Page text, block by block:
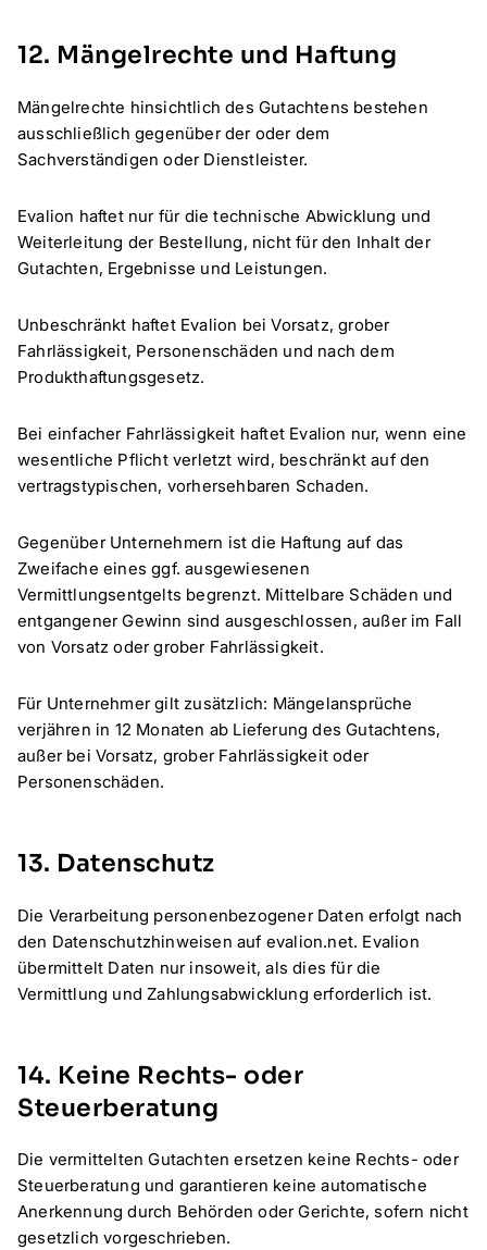
12. Mängelrechte und Haftung
Mängelrechte hinsichtlich des Gutachtens bestehen
ausschließlich gegenüber der oder dem
Sachverständigen oder Dienstleister.
Evalion haftet nur für die technische Abwicklung und
Weiterleitung der Bestellung, nicht für den Inhalt der
Gutachten, Ergebnisse und Leistungen.
Unbeschränkt haftet Evalion bei Vorsatz, grober
Fahrlässigkeit, Personenschäden und nach dem
Produkthaftungsgesetz.
Bei einfacher Fahrlässigkeit haftet Evalion nur, wenn eine
wesentliche Pflicht verletzt wird, beschränkt auf den
vertragstypischen, vorhersehbaren Schaden.
Gegenüber Unternehmern ist die Haftung auf das
Zweifache eines ggf. ausgewiesenen
Vermittlungsentgelts begrenzt. Mittelbare Schäden und
entgangener Gewinn sind ausgeschlossen, außer im Fall
von Vorsatz oder grober Fahrlässigkeit.
Für Unternehmer gilt zusätzlich: Mängelansprüche
verjähren in 12 Monaten ab Lieferung des Gutachtens,
außer bei Vorsatz, grober Fahrlässigkeit oder
Personenschäden.
13. Datenschutz
Die Verarbeitung personenbezogener Daten erfolgt nach
den Datenschutzhinweisen auf evalion.net. Evalion
übermittelt Daten nur insoweit, als dies für die
Vermittlung und Zahlungsabwicklung erforderlich ist.
14. Keine Rechts- oder
Steuerberatung
Die vermittelten Gutachten ersetzen keine Rechts- oder
Steuerberatung und garantieren keine automatische
Anerkennung durch Behörden oder Gerichte, sofern nicht
gesetzlich vorgeschrieben.